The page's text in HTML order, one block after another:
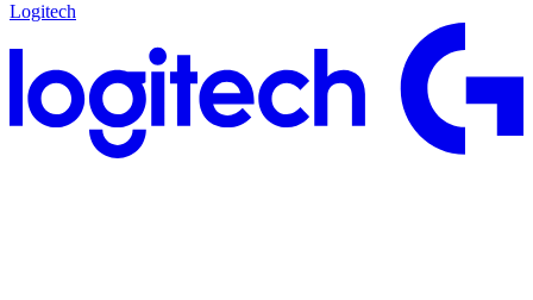
Logitech